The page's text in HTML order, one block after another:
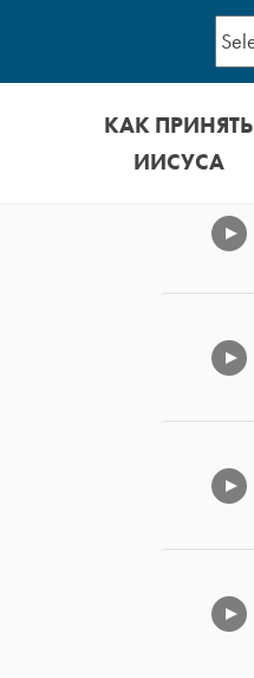
КАК ПРИНЯТЬ
ИИСУСА